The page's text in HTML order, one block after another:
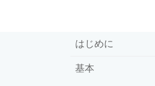
はじめに
基本